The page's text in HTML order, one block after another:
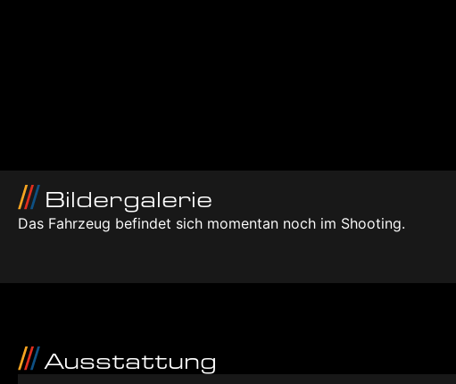
Bildergalerie
Das Fahrzeug befindet sich momentan noch im Shooting.
Ausstattung